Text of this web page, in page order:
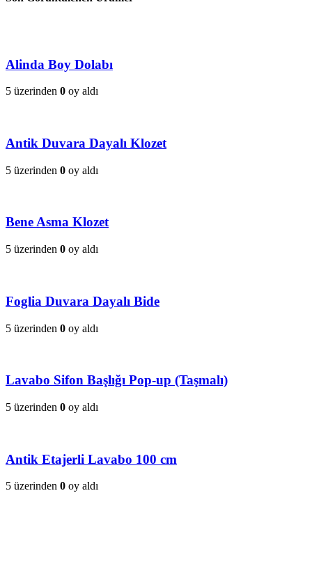
Alinda Boy Dolabı
5 üzerinden 0 oy aldı
Antik Duvara Dayalı Klozet
5 üzerinden 0 oy aldı
Bene Asma Klozet
5 üzerinden 0 oy aldı
Foglia Duvara Dayalı Bide
5 üzerinden 0 oy aldı
Lavabo Sifon Başlığı Pop-up (Taşmalı)
5 üzerinden 0 oy aldı
Antik Etajerli Lavabo 100 cm
5 üzerinden 0 oy aldı